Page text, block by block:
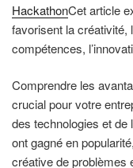
HackathonCet article
favorisent la créativité,
compétences,
Comprendre les
crucial pour votre
des technologies et
ont gagné en
créative de problèmes